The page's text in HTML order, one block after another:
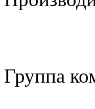
Группа